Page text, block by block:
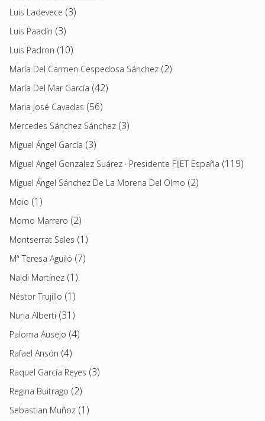
Luis Ladevece (3)
Luis Paadín (3)
Luis Padron (10)
María Del Carmen Cespedosa Sánchez (2)
María Del Mar García (42)
Maria José Cavadas (56)
Mercedes Sánchez Sánchez (3)
Miguel Ángel García (3)
Miguel Angel Gonzalez Suárez · Presidente FIJET España (119)
Miguel Ángel Sánchez De La Morena Del Olmo (2)
Moio (1)
Momo Marrero (2)
Montserrat Sales (1)
Mª Teresa Aguiló (7)
Naldi Martínez (1)
Néstor Trujillo (1)
Nuria Alberti (31)
Paloma Ausejo (4)
Rafael Ansón (4)
Raquel García Reyes (3)
Regina Buitrago (2)
Sebastian Muñoz (1)